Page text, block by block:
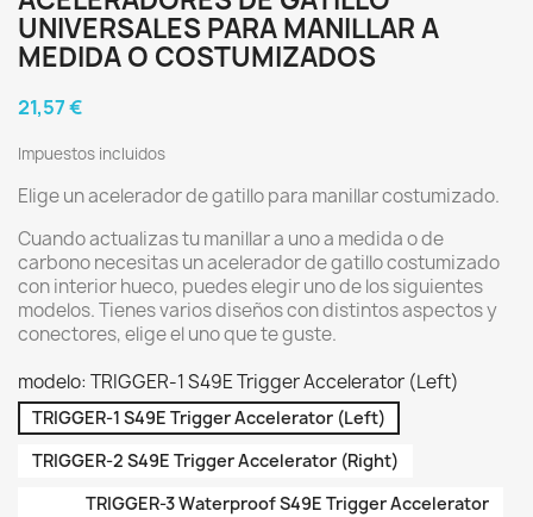
UNIVERSALES PARA MANILLAR A
MEDIDA O COSTUMIZADOS
21,57 €
Impuestos incluidos
Elige un acelerador de gatillo para manillar costumizado.
Cuando actualizas tu manillar a uno a medida o de
carbono necesitas un acelerador de gatillo costumizado
con interior hueco, puedes elegir uno de los siguientes
modelos. Tienes varios diseños con distintos aspectos y
conectores, elige el uno que te guste.
modelo: TRIGGER-1 S49E Trigger Accelerator (Left)
TRIGGER-1 S49E Trigger Accelerator (Left)
TRIGGER-2 S49E Trigger Accelerator (Right)
TRIGGER-3 Waterproof S49E Trigger Accelerator